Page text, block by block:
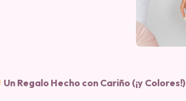
Un Regalo Hecho con Cariño (¡y Colores!)